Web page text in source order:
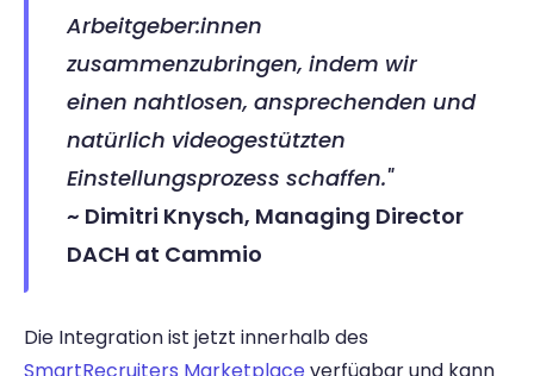
Arbeitgeber:innen
zusammenzubringen, indem wir
einen nahtlosen, ansprechenden und
natürlich videogestützten
Einstellungsprozess schaffen."
~ Dimitri Knysch, Managing Director
DACH at Cammio